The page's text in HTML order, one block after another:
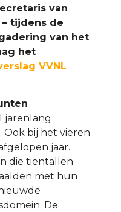
van
tijdens de
van het
het
VVNL
jarenlang
Ook bij het vieren
jaar.
die tientallen
met hun
De